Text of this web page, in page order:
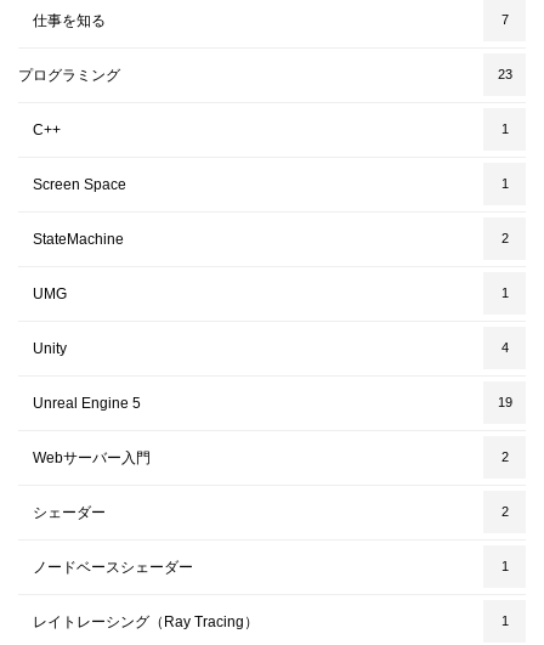
仕事を知る 7
プログラミング 23
C++ 1
Screen Space 1
StateMachine 2
UMG 1
Unity 4
Unreal Engine 5 19
Webサーバー入門 2
シェーダー 2
ノードベースシェーダー 1
レイトレーシング（Ray Tracing） 1